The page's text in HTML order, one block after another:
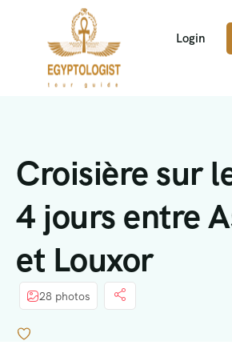
Login
Croisière sur
4 jours entre
et Louxor
28 photos